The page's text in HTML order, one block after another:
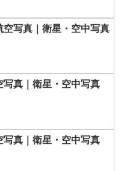
空写真｜衛星・空中写真
写真｜衛星・空中写真
写真｜衛星・空中写真